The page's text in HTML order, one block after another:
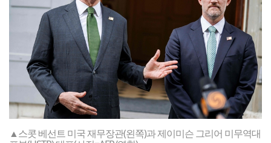
▲스콧 베선트 미국 재무장관(왼쪽)과 제이미슨 그리어 미무역대